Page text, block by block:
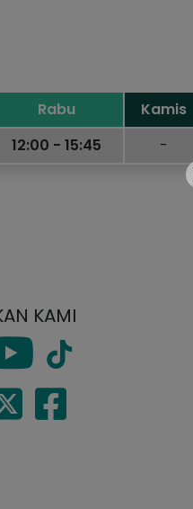
Rabu Kamis
12:00 - 15:45 -
KAMI